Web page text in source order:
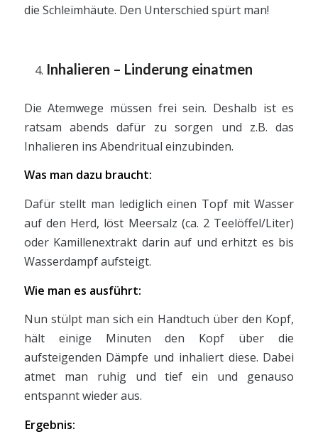
die Schleimhäute. Den Unterschied spürt man!
Inhalieren – Linderung einatmen
Die Atemwege müssen frei sein. Deshalb ist es
ratsam abends dafür zu sorgen und z.B. das
Inhalieren ins Abendritual einzubinden.
Was man dazu braucht:
Dafür stellt man lediglich einen Topf mit Wasser
auf den Herd, löst Meersalz (ca. 2 Teelöffel/Liter)
oder Kamillenextrakt darin auf und erhitzt es bis
Wasserdampf aufsteigt.
Wie man es ausführt:
Nun stülpt man sich ein Handtuch über den Kopf,
hält einige Minuten den Kopf über die
aufsteigenden Dämpfe und inhaliert diese. Dabei
atmet man ruhig und tief ein und genauso
entspannt wieder aus.
Ergebnis: